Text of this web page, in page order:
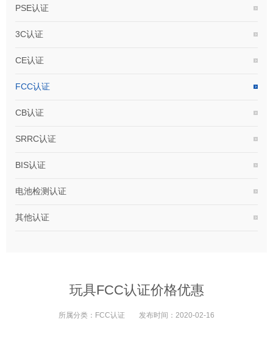
PSE认证
3C认证
CE认证
FCC认证
CB认证
SRRC认证
BIS认证
电池检测认证
其他认证
玩具FCC认证价格优惠
所属分类： FCC认证 发布时间： 2020-02-16